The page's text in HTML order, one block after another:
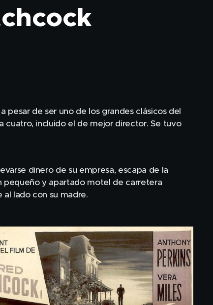
pesar de ser uno de los grandes clásicos del
cuatro, incluido el de mejor director. Se tuvo
dinero de su empresa, escapa de la
pequeño y apartado motel de carretera
al lado con su madre.